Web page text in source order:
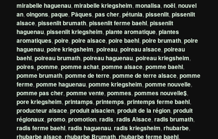
mirabelle haguenau,mirabelle kriegsheim,monalisa,noël,nouvel
an,oingons,paque, Pâques,pas cher,pétunia,pissenlit,pissenlit
alsace,pissenlit brumath,pissenlit ferme baehl,pissenlit
haguenau,pissenlit kriegsheim,plante aromatique,plantes
aromatiques,poire,poire alsace,poire baehl,poire brumath,poire
haguenau,poire kriegsheim,poireau,poireau alsace,poireau
baehl,poireau brumath,poireau haguenau,poireau kriegsheim,
poires,pomme,pomme achat,pomme alsace,pomme baehl,
pomme brumath,pomme de terre,pomme de terre alsace,pomme
ferme,pomme haguenau,pomme kriegsheim,pomme nouvelle,
pomme pas cher,pomme vente,pommes,pommes nouvelle$,
pore kriegsheim,printamps,printemps,printemps ferme baehl,
producteur alsace,produit alsacien,produit de la région,produit
régionaux,promo,promotion,radis,radis Alsace,radis brumath,
radis ferme baehl,radis haguenau,radis kriegsheim,rhubarbe,
rhubarbe alsace,rhubarbe Brumath,rhubarbe ferme baehl,